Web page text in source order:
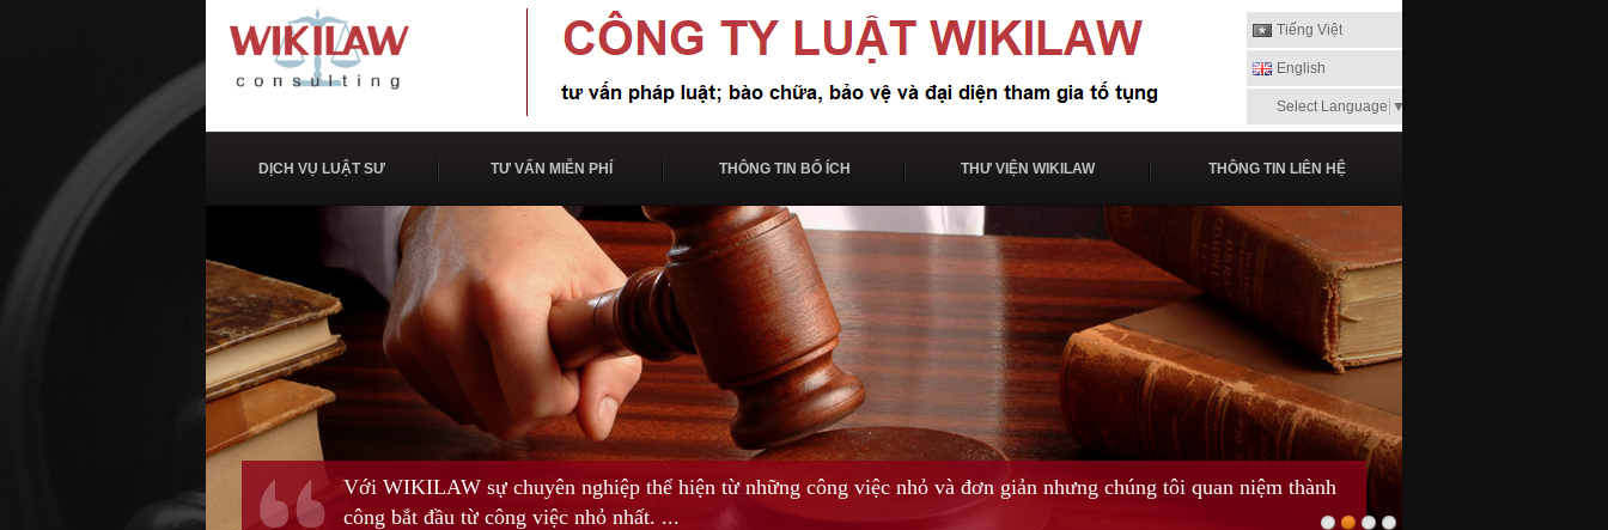
Tiếng Việt
English
Select Language ▼
DỊCH VỤ LUẬT SƯ TƯ VẤN MIỄN PHÍ THÔNG TIN BỔ ÍCH THƯ VIỆN WIKILAW THÔNG TIN LIÊN HỆ
Với WIKILAW sự chuyên nghiệp thể hiện từ những công việc nhỏ và đơn giản nhưng chúng tôi quan niệm thành
công bắt đầu từ công việc nhỏ nhất. ...